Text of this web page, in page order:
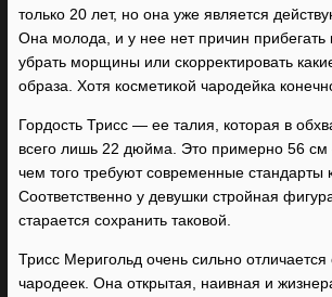
только 20 лет, но она уже является
Она молода, и у нее нет причин прибегать
убрать морщины или скорректировать
образа. Хотя косметикой чародейка
Гордость Трисс — ее талия, которая в
всего лишь 22 дюйма. Это примерно 56
чем того требуют современные стандарты
Соответственно у девушки стройная
старается сохранить таковой.
Трисс Меригольд очень сильно отличается
чародеек. Она открытая, наивная и